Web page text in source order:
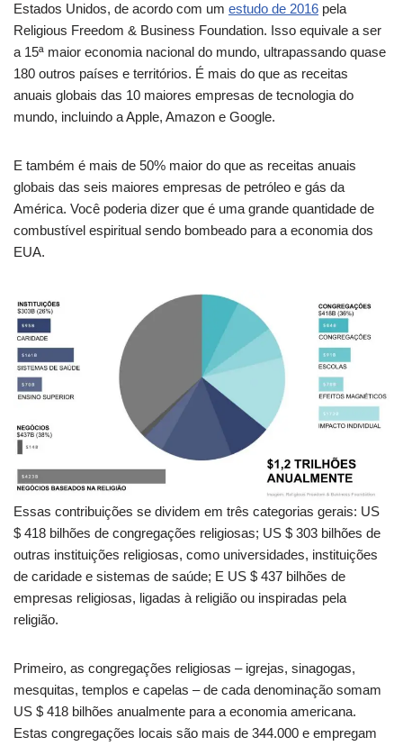
Estados Unidos, de acordo com um estudo de 2016 pela
Religious Freedom & Business Foundation. Isso equivale a ser
a 15ª maior economia nacional do mundo, ultrapassando quase
180 outros países e territórios. É mais do que as receitas
anuais globais das 10 maiores empresas de tecnologia do
mundo, incluindo a Apple, Amazon e Google.
E também é mais de 50% maior do que as receitas anuais
globais das seis maiores empresas de petróleo e gás da
América. Você poderia dizer que é uma grande quantidade de
combustível espiritual sendo bombeado para a economia dos
EUA.
Essas contribuições se dividem em três categorias gerais: US
$ 418 bilhões de congregações religiosas; US $ 303 bilhões de
outras instituições religiosas, como universidades, instituições
de caridade e sistemas de saúde; E US $ 437 bilhões de
empresas religiosas, ligadas à religião ou inspiradas pela
religião.
Primeiro, as congregações religiosas – igrejas, sinagogas,
mesquitas, templos e capelas – de cada denominação somam
US $ 418 bilhões anualmente para a economia americana.
Estas congregações locais são mais de 344.000 e empregam